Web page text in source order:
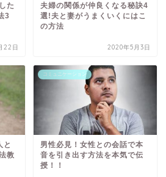
た
3
22日
夫婦の関係が仲良くなる秘訣4
選!夫と妻がうまくいくにはこ
の方法
2020年5月3日
と
教
コミュニケーション
男性必見！女性との会話で本
音を引き出す方法を本気で伝
授！！